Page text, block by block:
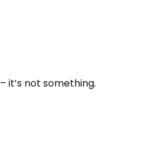
it’s not something.